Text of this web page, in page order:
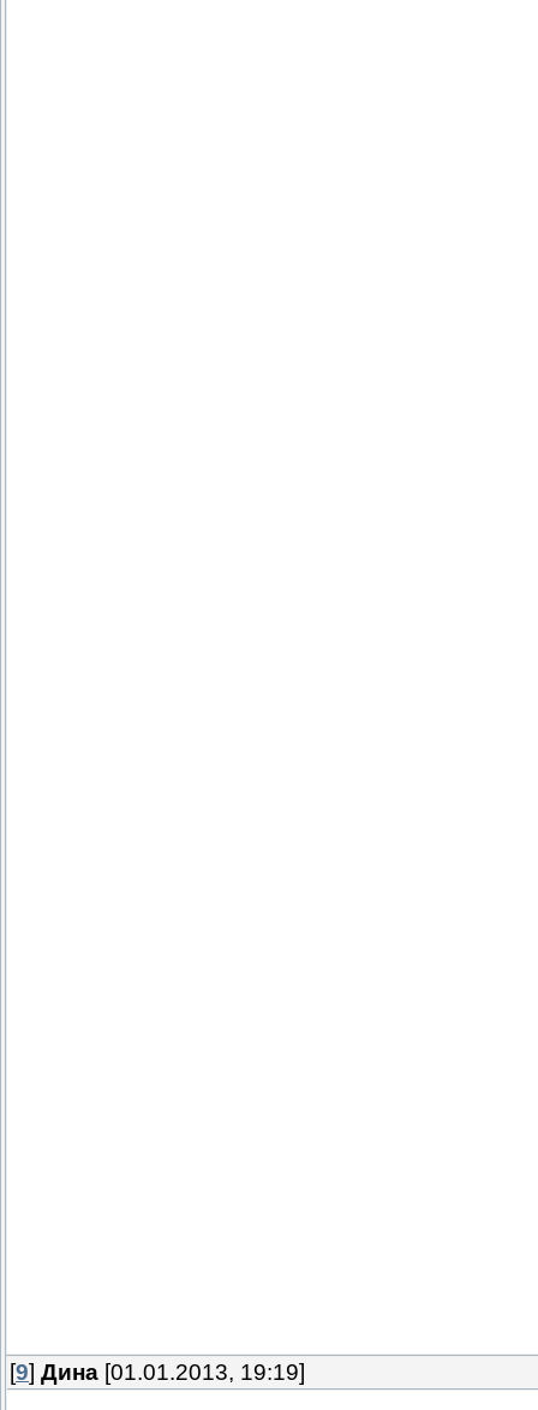
[9] Дина [01.01.2013, 19:19]